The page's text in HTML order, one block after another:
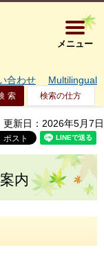
大阪府箕
メニュー
合わせ Multilingual
検索の仕方
更新日：2026年5月7日
内